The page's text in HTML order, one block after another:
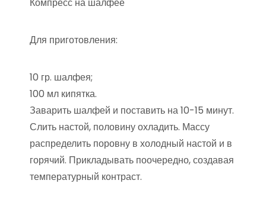
Для приготовления:
10 гр. шалфея;
100 мл кипятка.
Заварить шалфей и поставить на 10-15 минут.
Слить настой, половину охладить. Массу
распределить поровну в холодный настой и в
горячий. Прикладывать поочередно, создавая
температурный контраст.